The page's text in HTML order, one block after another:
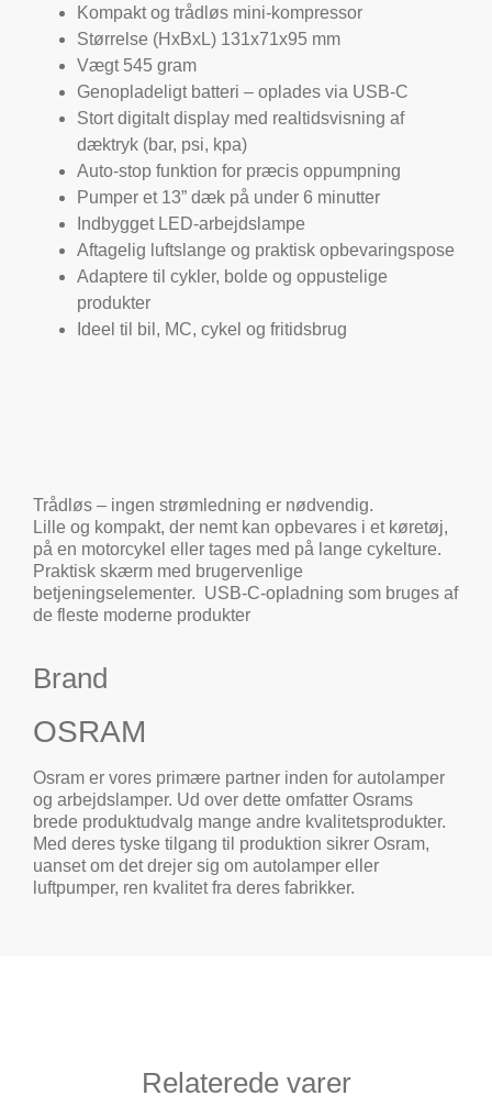
Kompakt og trådløs mini-kompressor
Størrelse (HxBxL) 131x71x95 mm
Vægt 545 gram
Genopladeligt batteri – oplades via USB-C
Stort digitalt display med realtidsvisning af
dæktryk (bar, psi, kpa)
Auto-stop funktion for præcis oppumpning
Pumper et 13” dæk på under 6 minutter
Indbygget LED-arbejdslampe
Aftagelig luftslange og praktisk opbevaringspose
Adaptere til cykler, bolde og oppustelige
produkter
Ideel til bil, MC, cykel og fritidsbrug
Trådløs – ingen strømledning er nødvendig.
Lille og kompakt, der nemt kan opbevares i et køretøj,
på en motorcykel eller tages med på lange cykelture.
Praktisk skærm med brugervenlige
betjeningselementer. USB-C-opladning som bruges af
de fleste moderne produkter
Brand
OSRAM
Osram er vores primære partner inden for autolamper
og arbejdslamper. Ud over dette omfatter Osrams
brede produktudvalg mange andre kvalitetsprodukter.
Med deres tyske tilgang til produktion sikrer Osram,
uanset om det drejer sig om autolamper eller
luftpumper, ren kvalitet fra deres fabrikker.
Relaterede varer